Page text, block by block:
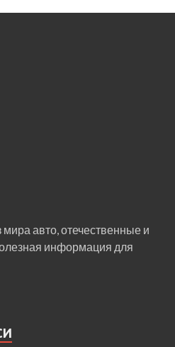
авто, отечественные и
информация для